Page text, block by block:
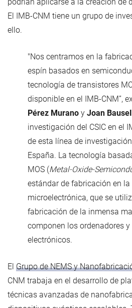
El IMB-CNM tiene un grupo de
ello.
"Nos centramos en la
espín basados en
tecnología de transistores
disponible en el IMB-CNM”,
Pérez Murano y Joan
investigación del CSIC en el
de esta línea de
España. La tecnología
MOS (Metal-Oxide-
estándar de fabricación en
microelectrónica, que se
fabricación de la inmensa
componen los ordenadores
electrónicos.
El Grupo de NEMS y
CNM trabaja en el desarrollo de
técnicas avanzadas de